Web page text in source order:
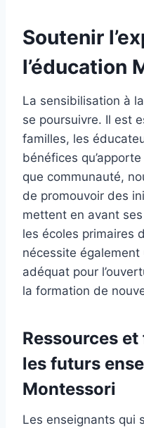
Soutenir
l’éducation
La sensibilisation à
se poursuivre. Il est
familles, les
bénéfices
que communauté,
de promouvoir des
mettent en avant
les écoles primaires
nécessite
adéquat pour
la formation de
Ressources
les futurs
Montessori
Les enseignants qui